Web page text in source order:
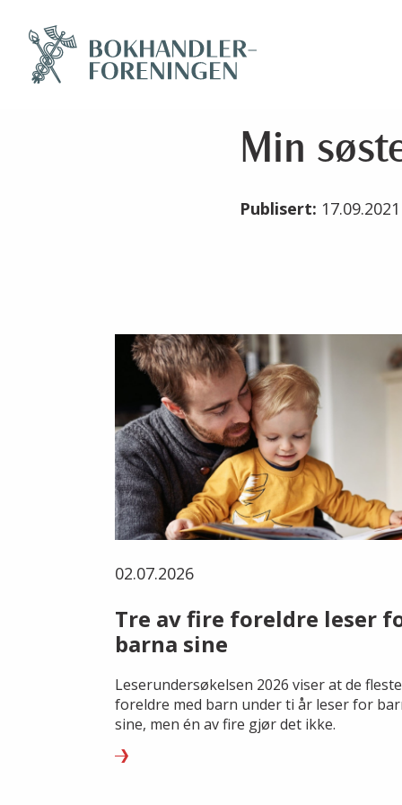
Min
Publisert:
02.07.2026
Tre av fire foreldre leser
barna sine
Leserundersøkelsen 2026 viser at de fleste
foreldre med barn under ti år leser for
sine, men én av fire gjør det ikke.